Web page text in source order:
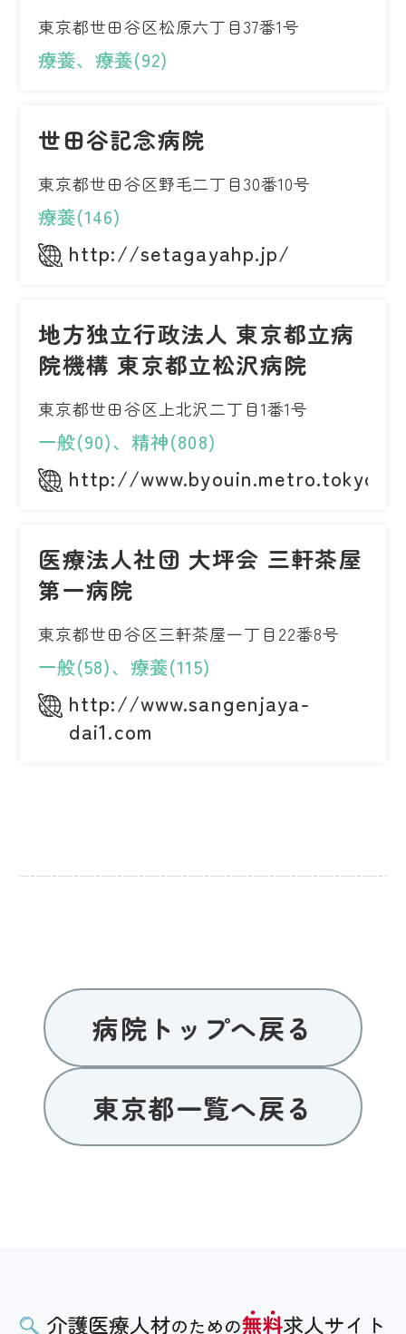
東京都世田谷区松原六丁目37番1号
療養、療養(92)
世田谷記念病院
東京都世田谷区野毛二丁目30番10号
療養(146)
http://setagayahp.jp/
地方独立行政法人 東京都立病
院機構 東京都立松沢病院
東京都世田谷区上北沢二丁目1番1号
一般(90)、精神(808)
http://
医療法人社団 大坪会 三軒茶屋
第一病院
東京都世田谷区三軒茶屋一丁目22番8号
一般(58)、療養(115)
http://www.sangenjaya-
dai1.com
病院トップへ戻る
東京都一覧へ戻る